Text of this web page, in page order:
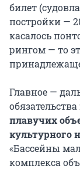
билет
постройки —
касалось
рингом — то
Главное —
обязательства
плавучих
культурного
«Бассейны
комплекса